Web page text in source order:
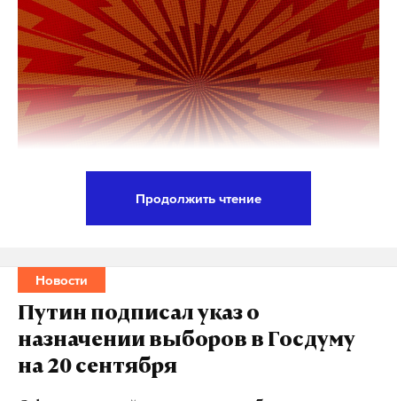
Московского нефтеперерабатывающего завода
(МНПЗ). В ведомстве подчеркнули, что обстановка
на объекте стабилизирована, а произошедший
инцидент никак не отразился на
производственных процессах и
функционировании предприятия.
Продолжить чтение
Новости
Путин подписал указ о
назначении выборов в Госдуму
на 20 сентября